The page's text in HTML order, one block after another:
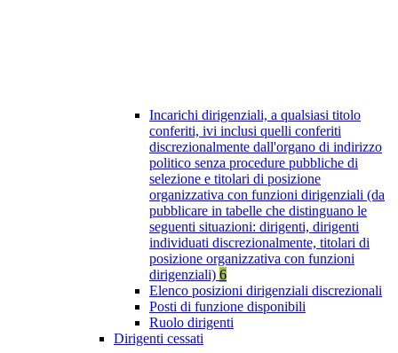
Incarichi dirigenziali, a qualsiasi titolo
conferiti, ivi inclusi quelli conferiti
discrezionalmente dall'organo di indirizzo
politico senza procedure pubbliche di
selezione e titolari di posizione
organizzativa con funzioni dirigenziali (da
pubblicare in tabelle che distinguano le
seguenti situazioni: dirigenti, dirigenti
individuati discrezionalmente, titolari di
posizione organizzativa con funzioni
dirigenziali) 6
Elenco posizioni dirigenziali discrezionali
Posti di funzione disponibili
Ruolo dirigenti
Dirigenti cessati